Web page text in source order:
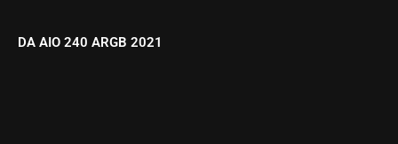
DA AIO 240 ARGB 2021